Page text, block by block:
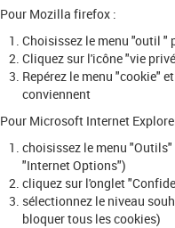
Pour Mozilla firefox :
Choisissez le menu "outil "
Cliquez sur l'icône "vie
Repérez le menu "cookie"
conviennent
Pour Microsoft Internet
choisissez le menu
"Internet Options")
cliquez sur l'onglet
sélectionnez le niveau
bloquer tous les cookies)